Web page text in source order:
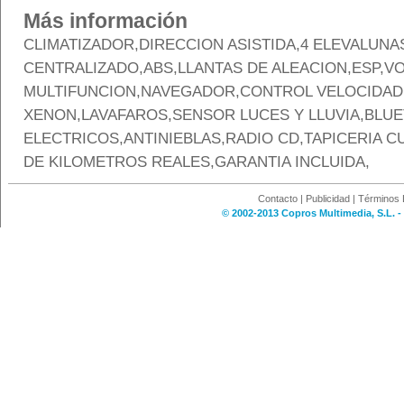
Más información
CLIMATIZADOR,DIRECCION ASISTIDA,4
CENTRALIZADO,ABS,LLANTAS DE
MULTIFUNCION,NAVEGADOR,CONTROL
XENON,LAVAFAROS,SENSOR LUCES Y
ELECTRICOS,ANTINIEBLAS,RADIO CD,TAPICERIA
DE KILOMETROS REALES,GARANTIA INCLUIDA,
Contacto | Publicidad | Términos
© 2002-2013 Copros Multimedia, S.L.